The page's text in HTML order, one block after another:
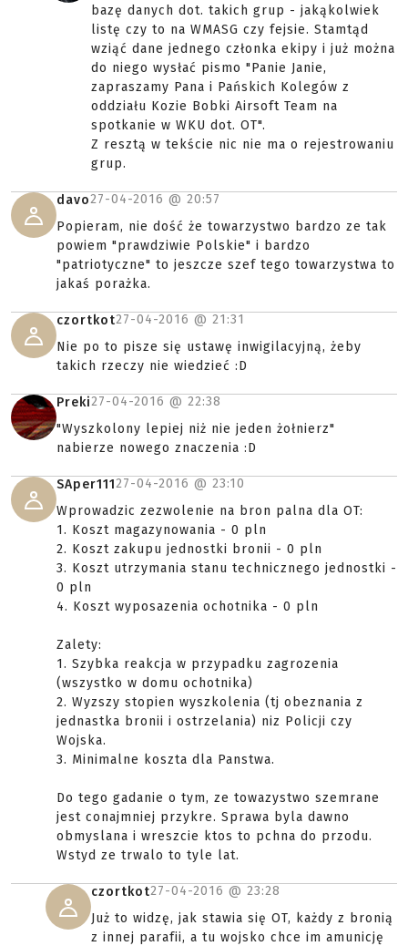
bazę danych dot. takich grup - jakąkolwiek
listę czy to na WMASG czy fejsie. Stamtąd
wziąć dane jednego członka ekipy i już można
do niego wysłać pismo "Panie Janie,
zapraszamy Pana i Pańskich Kolegów z
oddziału Kozie Bobki Airsoft Team na
spotkanie w WKU dot. OT".
Z resztą w tekście nic nie ma o rejestrowaniu
grup.
davo27-04-2016 @ 20:57
Popieram, nie dość że towarzystwo bardzo ze tak
powiem "prawdziwie Polskie" i bardzo
"patriotyczne" to jeszcze szef tego towarzystwa to
jakaś porażka.
czortkot27-04-2016 @ 21:31
Nie po to pisze się ustawę inwigilacyjną, żeby
takich rzeczy nie wiedzieć :D
Preki27-04-2016 @ 22:38
"Wyszkolony lepiej niż nie jeden żołnierz"
nabierze nowego znaczenia :D
SAper11127-04-2016 @ 23:10
Wprowadzic zezwolenie na bron palna dla OT:
1. Koszt magazynowania - 0 pln
2. Koszt zakupu jednostki bronii - 0 pln
3. Koszt utrzymania stanu technicznego jednostki -
0 pln
4. Koszt wyposazenia ochotnika - 0 pln
Zalety:
1. Szybka reakcja w przypadku zagrozenia
(wszystko w domu ochotnika)
2. Wyzszy stopien wyszkolenia (tj obeznania z
jednastka bronii i ostrzelania) niz Policji czy
Wojska.
3. Minimalne koszta dla Panstwa.
Do tego gadanie o tym, ze towazystwo szemrane
jest conajmniej przykre. Sprawa byla dawno
obmyslana i wreszcie ktos to pchna do przodu.
Wstyd ze trwalo to tyle lat.
czortkot27-04-2016 @ 23:28
Już to widzę, jak stawia się OT, każdy z bronią
z innej parafii, a tu wojsko chce im amunicję